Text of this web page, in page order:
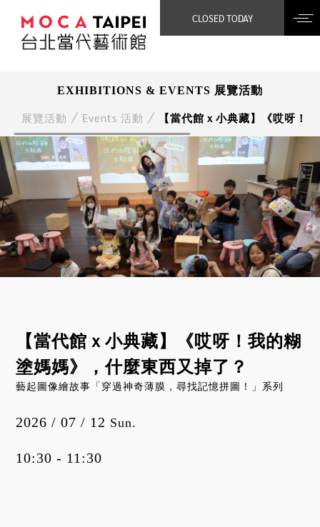
CLOSED TODAY
EXHIBITIONS & EVENTS 展覽活動
展覽活動 Events 活動 【當代館ｘ小典藏】《哎呀！
【當代館ｘ小典藏】《哎呀！我的糊
塗媽媽》，什麼東西又掉了？
藝起圖像繪故事「穿過神奇薄膜，尋找記憶拼圖！」系列
2026 / 07 / 12 Sun.
10:30 - 11:30